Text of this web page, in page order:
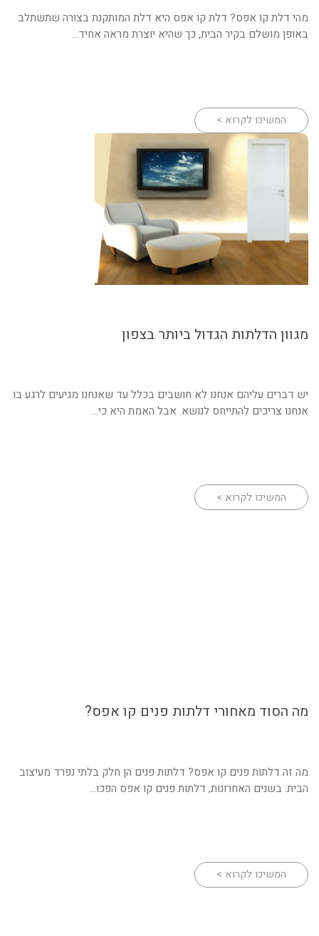
מהי דלת קו אפס? דלת קו אפס היא דלת המותקנת בצורה שתשתלב
באופן מושלם בקיר הבית, כך שהיא יוצרת מראה אחיד...
המשיכו לקרוא >
מגוון הדלתות הגדול ביותר בצפון
יש דברים עליהם אנחנו לא חושבים בכלל עד שאנחנו מגיעים לרגע בו
אנחנו צריכים להתייחס לנושא. אבל האמת היא כי...
המשיכו לקרוא >
מה הסוד מאחורי דלתות פנים קו אפס?
מה זה דלתות פנים קו אפס? דלתות פנים הן חלק בלתי נפרד מעיצוב
הבית. בשנים האחרונות, דלתות פנים קו אפס הפכו...
המשיכו לקרוא >